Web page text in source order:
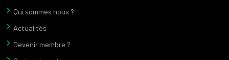
Qui sommes nous ?
Actualités
Devenir membre ?